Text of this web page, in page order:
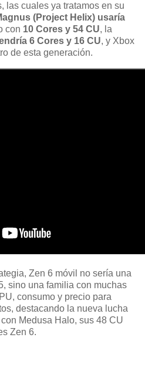
las cuales ya tratamos en su
(Project Helix) usaría
con 10 Cores y 54 CU, la
6 Cores y 16 CU, y Xbox
de esta generación.
Zen 6 móvil no sería una
sino una familia con muchas
consumo y precio para
destacando la nueva lucha
Medusa Halo, sus 48 CU
Zen 6.